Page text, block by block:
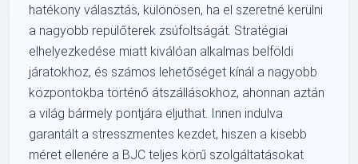
hatékony választás, különösen, ha el szeretné kerülni
a nagyobb repülőterek zsúfoltságát. Stratégiai
elhelyezkedése miatt kiválóan alkalmas belföldi
járatokhoz, és számos lehetőséget kínál a nagyobb
központokba történő átszállásokhoz, ahonnan aztán
a világ bármely pontjára eljuthat. Innen indulva
garantált a stresszmentes kezdet, hiszen a kisebb
méret ellenére a BJC teljes körű szolgáltatásokat